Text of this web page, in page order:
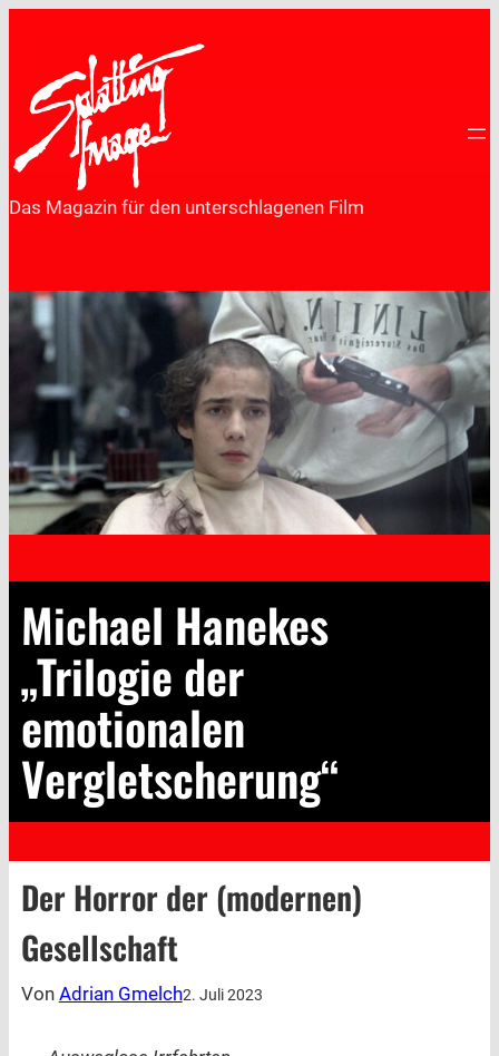
springen
Das Magazin für den unterschlagenen Film
Michael Hanekes
„Trilogie der
emotionalen
Vergletscherung“
Der Horror der (modernen)
Gesellschaft
Von Adrian Gmelch2. Juli 2023